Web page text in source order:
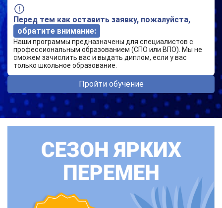
Перед тем как оставить заявку, пожалуйста,
обратите внимание:
Наши программы предназначены для специалистов с
профессиональным образованием (СПО или ВПО). Мы не
сможем зачислить вас и выдать диплом, если у вас
только школьное образование.
Пройти обучение